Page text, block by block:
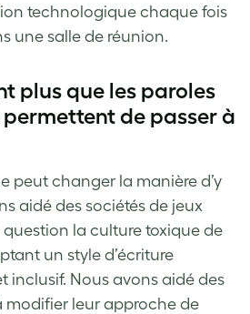
technologique chaque fois
une salle de réunion.
plus que les paroles
de passer à
peut changer la manière d’y
aidé des sociétés de jeux
la culture toxique de
un style d’écriture
inclusif. Nous avons aidé des
modifier leur approche de